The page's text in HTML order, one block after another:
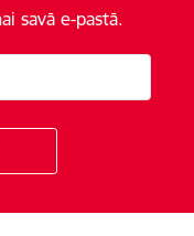
savā e-pastā.